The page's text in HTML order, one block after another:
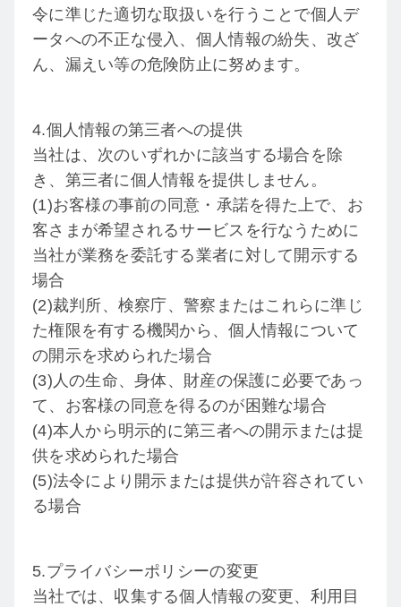
令に準じた適切な取扱いを行うことで個人デ
ータへの不正な侵入、個人情報の紛失、改ざ
ん、漏えい等の危険防止に努めます。
4.個人情報の第三者への提供
当社は、次のいずれかに該当する場合を除
き、第三者に個人情報を提供しません。
(1)お客様の事前の同意・承諾を得た上で、お
客さまが希望されるサービスを行なうために
当社が業務を委託する業者に対して開示する
場合
(2)裁判所、検察庁、警察またはこれらに準じ
た権限を有する機関から、個人情報について
の開示を求められた場合
(3)人の生命、身体、財産の保護に必要であっ
て、お客様の同意を得るのが困難な場合
(4)本人から明示的に第三者への開示または提
供を求められた場合
(5)法令により開示または提供が許容されてい
る場合
5.プライバシーポリシーの変更
当社では、収集する個人情報の変更、利用目